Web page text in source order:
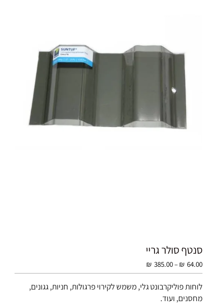
סנטף סולר גריי
₪ 64.00
–
₪ 385.00
מחירים:
לוחות פוליקרבונט גלי, משמש לקירוי פרגולות, חניות, גגונים,
מחסנים, ועוד.